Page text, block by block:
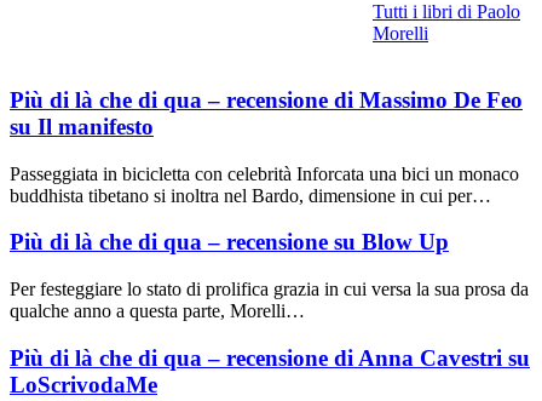
Tutti i libri di Paolo
Morelli
Più di là che di qua – recensione di Massimo De Feo
su Il manifesto
Passeggiata in bicicletta con celebrità Inforcata una bici un monaco
buddhista tibetano si inoltra nel Bardo, dimensione in cui per…
Più di là che di qua – recensione su Blow Up
Per festeggiare lo stato di prolifica grazia in cui versa la sua prosa da
qualche anno a questa parte, Morelli…
Più di là che di qua – recensione di Anna Cavestri su
LoScrivodaMe